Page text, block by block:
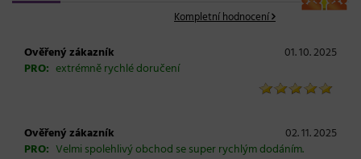
Kompletní hodnocení
Ověřený zákazník
01. 10. 2025
PRO: extrémně rychlé doručení
Ověřený zákazník
02. 11. 2025
PRO: Velmi spolehlivý obchod se super rychlým dodáním.